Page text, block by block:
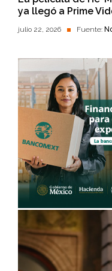
ya llegó a Prime
julio 22, 2026 Fuente: